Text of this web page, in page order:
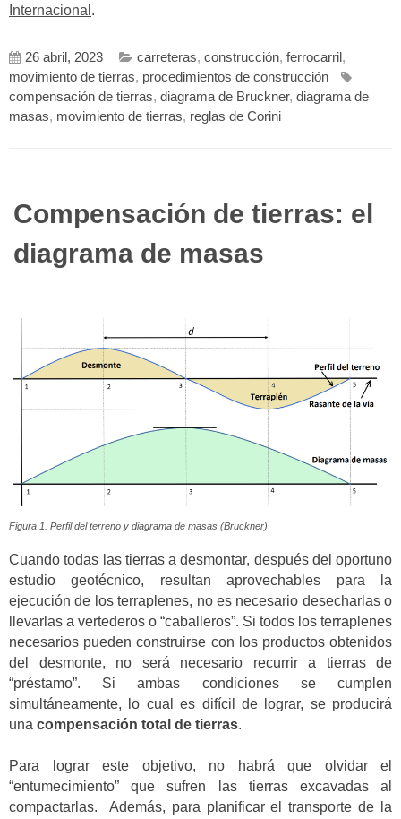
Internacional .
26 abril, 2023 carreteras, construcción, ferrocarril ,
movimiento de tierras, procedimientos de construcción
compensación de tierras, diagrama de Bruckner, diagrama de
masas, movimiento de tierras, reglas de Corini
Compensación de tierras: el
diagrama de masas
Figura 1. Perfil del terreno y diagrama de masas (Bruckner)
Cuando todas las tierras a desmontar, después del oportuno
estudio geotécnico, resultan aprovechables para la
ejecución de los terraplenes, no es necesario desecharlas o
llevarlas a vertederos o “caballeros”. Si todos los terraplenes
necesarios pueden construirse con los productos obtenidos
del desmonte, no será necesario recurrir a tierras de
“préstamo”. Si ambas condiciones se cumplen
simultáneamente, lo cual es difícil de lograr, se producirá
una compensación total de tierras.
Para lograr este objetivo, no habrá que olvidar el
“entumecimiento” que sufren las tierras excavadas al
compactarlas. Además, para planificar el transporte de la